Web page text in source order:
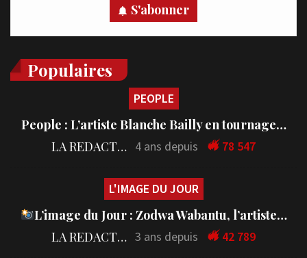
S'abonner
Populaires
PEOPLE
People : L’artiste Blanche Bailly en tournage…
LA REDACTION 4 ans depuis 78 547
L'IMAGE DU JOUR
L’image du Jour : Zodwa Wabantu, l’artiste…
LA REDACTION 3 ans depuis 42 789